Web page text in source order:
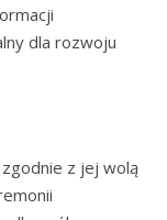
dla rozwoju
z jej wolą